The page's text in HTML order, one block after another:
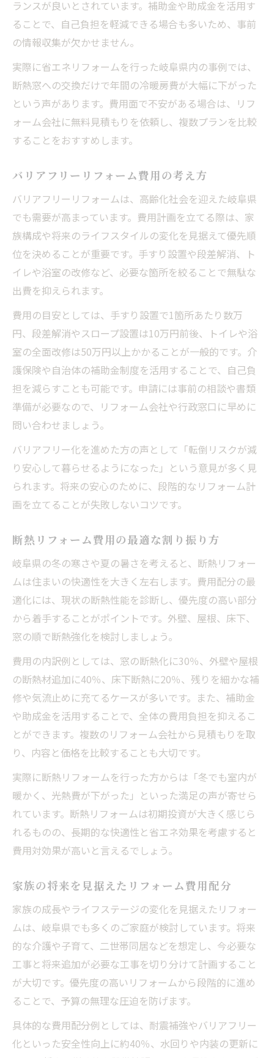
ランスが良いとされています。補助金や助成金を活用す
ることで、自己負担を軽減できる場合も多いため、事前
の情報収集が欠かせません。
実際に省エネリフォームを行った岐阜県内の事例では、
断熱窓への交換だけで年間の冷暖房費が大幅に下がった
という声があります。費用面で不安がある場合は、リフ
ォーム会社に無料見積もりを依頼し、複数プランを比較
することをおすすめします。
バリアフリーリフォーム費用の考え方
バリアフリーリフォームは、高齢化社会を迎えた岐阜県
でも需要が高まっています。費用計画を立てる際は、家
族構成や将来のライフスタイルの変化を見据えて優先順
位を決めることが重要です。手すり設置や段差解消、ト
イレや浴室の改修など、必要な箇所を絞ることで無駄な
出費を抑えられます。
費用の目安としては、手すり設置で1箇所あたり数万
円、段差解消やスロープ設置は10万円前後、トイレや浴
室の全面改修は50万円以上かかることが一般的です。介
護保険や自治体の補助金制度を活用することで、自己負
担を減らすことも可能です。申請には事前の相談や書類
準備が必要なので、リフォーム会社や行政窓口に早めに
問い合わせましょう。
バリアフリー化を進めた方の声として「転倒リスクが減
り安心して暮らせるようになった」という意見が多く見
られます。将来の安心のために、段階的なリフォーム計
画を立てることが失敗しないコツです。
断熱リフォーム費用の最適な割り振り方
岐阜県の冬の寒さや夏の暑さを考えると、断熱リフォー
ムは住まいの快適性を大きく左右します。費用配分の最
適化には、現状の断熱性能を診断し、優先度の高い部分
から着手することがポイントです。外壁、屋根、床下、
窓の順で断熱強化を検討しましょう。
費用の内訳例としては、窓の断熱化に30％、外壁や屋根
の断熱材追加に40％、床下断熱に20％、残りを細かな補
修や気流止めに充てるケースが多いです。また、補助金
や助成金を活用することで、全体の費用負担を抑えるこ
とができます。複数のリフォーム会社から見積もりを取
り、内容と価格を比較することも大切です。
実際に断熱リフォームを行った方からは「冬でも室内が
暖かく、光熱費が下がった」といった満足の声が寄せら
れています。断熱リフォームは初期投資が大きく感じら
れるものの、長期的な快適性と省エネ効果を考慮すると
費用対効果が高いと言えるでしょう。
家族の将来を見据えたリフォーム費用配分
家族の成長やライフステージの変化を見据えたリフォー
ムは、岐阜県でも多くのご家庭が検討しています。将来
的な介護や子育て、二世帯同居などを想定し、今必要な
工事と将来追加が必要な工事を切り分けて計画すること
が大切です。優先度の高いリフォームから段階的に進め
ることで、予算の無理な圧迫を防げます。
具体的な費用配分例としては、耐震補強やバリアフリー
化といった安全性向上に約40％、水回りや内装の更新に